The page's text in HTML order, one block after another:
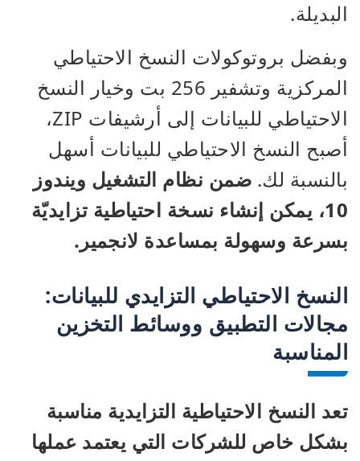
البديلة.
وبفضل بروتوكولات النسخ الاحتياطي
المركزية وتشفير 256 بت وخيار النسخ
الاحتياطي للبيانات إلى أرشيفات ZIP،
أصبح النسخ الاحتياطي للبيانات أسهل
بالنسبة لك. ضمن نظام التشغيل ويندوز
10، يمكن إنشاء نسخة احتياطية تزايديّة
بسرعة وسهولة بمساعدة لانجمير.
النسخ الاحتياطي التزايدي للبيانات:
مجالات التطبيق ووسائط التخزين
المناسبة
تعد النسخ الاحتياطية التزايدية مناسبة
بشكل خاص للشركات التي يعتمد عملها